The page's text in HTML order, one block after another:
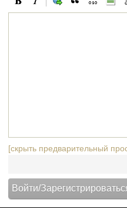
[скрыть предварительный